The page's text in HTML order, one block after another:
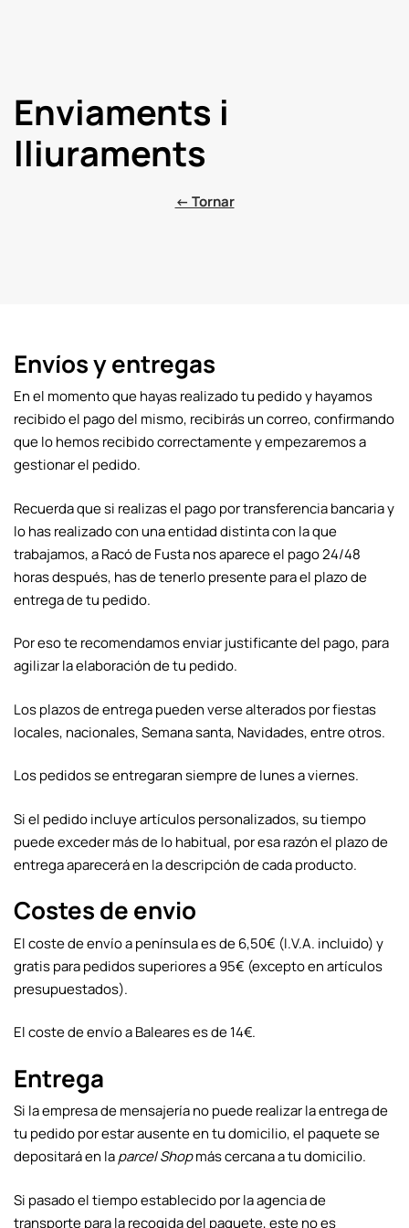
Enviaments i
lliuraments
← Tornar
Envíos y entregas
En el momento que hayas realizado tu pedido y hayamos
recibido el pago del mismo, recibirás un correo, confirmando
que lo hemos recibido correctamente y empezaremos a
gestionar el pedido.
Recuerda que si realizas el pago por transferencia bancaria y
lo has realizado con una entidad distinta con la que
trabajamos, a Racó de Fusta nos aparece el pago 24/48
horas después, has de tenerlo presente para el plazo de
entrega de tu pedido.
Por eso te recomendamos enviar justificante del pago, para
agilizar la elaboración de tu pedido.
Los plazos de entrega pueden verse alterados por fiestas
locales, nacionales, Semana santa, Navidades, entre otros.
Los pedidos se entregaran siempre de lunes a viernes.
Si el pedido incluye artículos personalizados, su tiempo
puede exceder más de lo habitual, por esa razón el plazo de
entrega aparecerá en la descripción de cada producto.
Costes de envio
El coste de envío a península es de 6,50€ (I.V.A. incluido) y
gratis para pedidos superiores a 95€ (excepto en artículos
presupuestados).
El coste de envío a Baleares es de 14€.
Entrega
Si la empresa de mensajería no puede realizar la entrega de
tu pedido por estar ausente en tu domicilio, el paquete se
depositará en laparcel Shopmás cercana a tu domicilio.
Si pasado el tiempo establecido por la agencia de
transporte para la recogida del paquete, este no es